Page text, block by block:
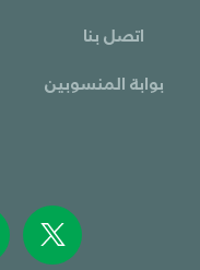
اتصل بنا
بوابة المنسوبين